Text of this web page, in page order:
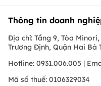
Thông tin doanh
Địa chỉ: Tầng 9, Tòa
Trương Định, Quận Hai Bà
Hotline: 0931.006.005 |
Mã số thuế: 0106329034